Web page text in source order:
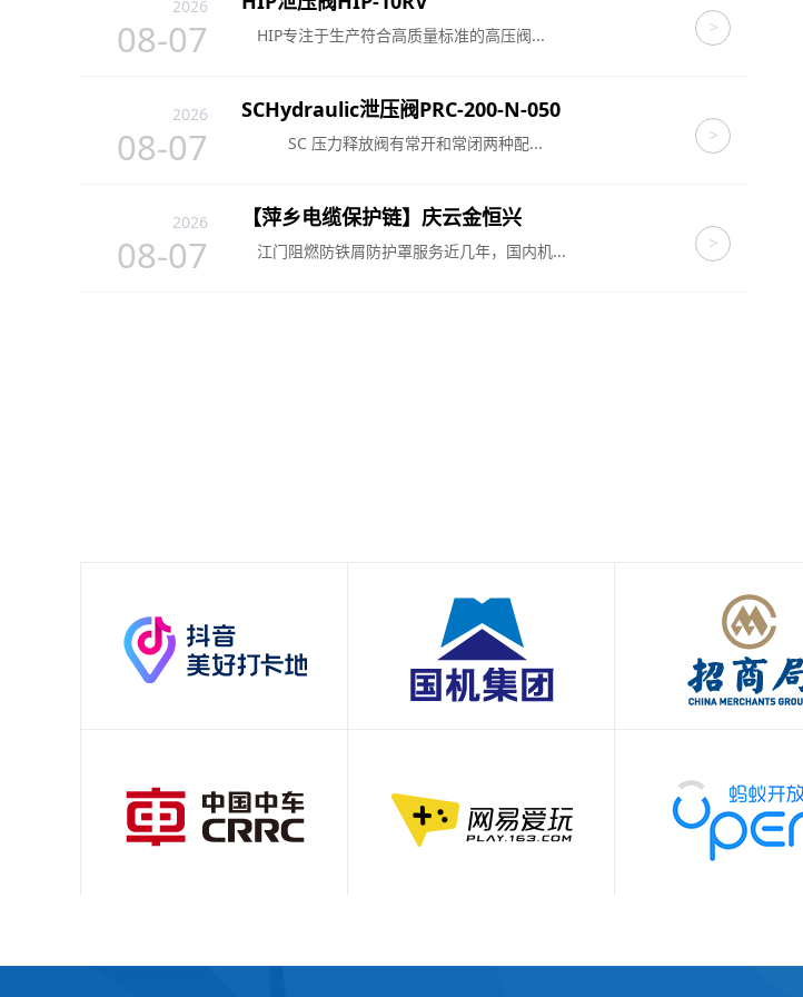
2026
08-07 HIP专注于生产符合高质量标准的高压阀... >
2026
08-07
SCHydraulic泄压阀PRC-200-N-050
SC 压力释放阀有常开和常闭两种配... >
2026
08-07
【萍乡电缆保护链】庆云金恒兴
江门阻燃防铁屑防护罩服务近几年，国内机... >
2026止回阀厂家推荐法兰式止回阀法兰消声对夹式船用对夹式蝶形不锈
钢蝶形厂家优选指南！